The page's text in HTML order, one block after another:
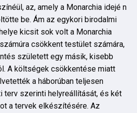
az, amely a Monarchia idejé n
be. Ám az egykori birodalmi
kicsit sok volt a Monarchia
csökkent testület számára,
született egy másik, kisebb
A költségek csökkentése miatt
a háborúban teljesen
terv szerinti helyreállítását, és két
a tervek elkészítésére. Az